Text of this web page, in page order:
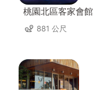
桃園北區客家會館
881 公尺